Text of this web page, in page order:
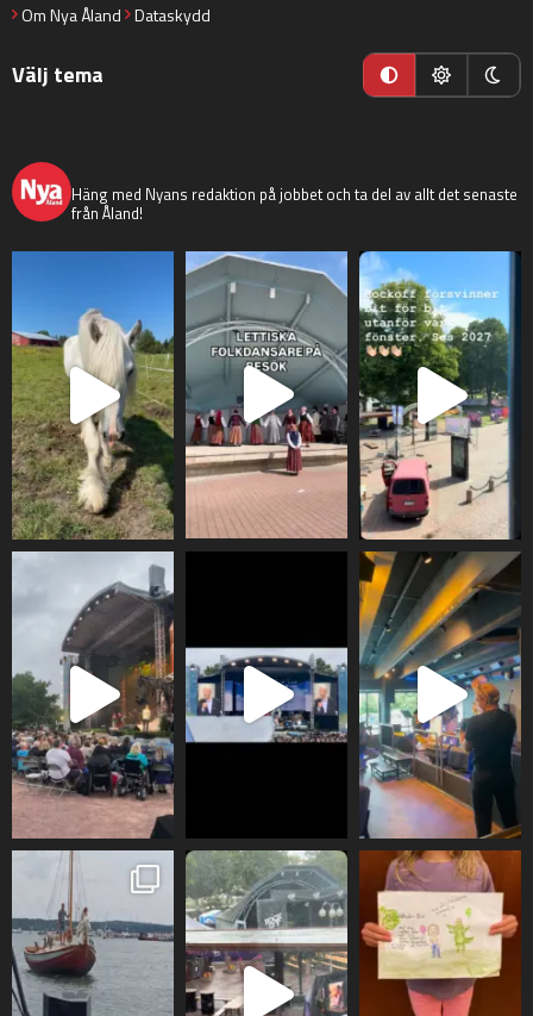
Om Nya Åland Dataskydd
Välj tema
Häng med Nyans redaktion på jobbet och ta del av allt det senaste
från Åland!